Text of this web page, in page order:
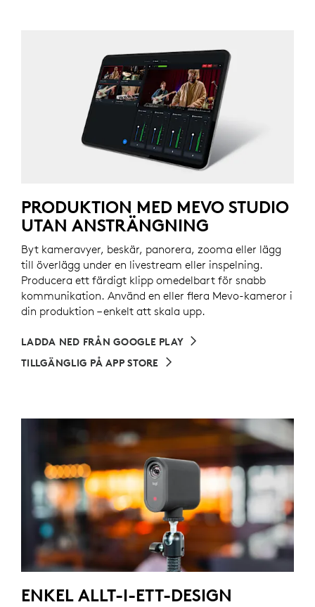
PRODUKTION MED MEVO STUDIO
UTAN ANSTRÄNGNING
Byt kameravyer, beskär, panorera, zooma eller lägg
till överlägg under en livestream eller inspelning.
Producera ett färdigt klipp omedelbart för snabb
kommunikation. Använd en eller flera Mevo-kameror i
din produktion – enkelt att skala upp.
LADDA NED FRÅN GOOGLE PLAY
TILLGÄNGLIG PÅ APP STORE
ENKEL ALLT-I-ETT-DESIGN